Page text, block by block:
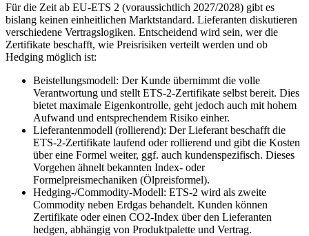
Für die Zeit ab EU-ETS 2 (voraussichtlich 2027/2028) gibt es
bislang keinen einheitlichen Marktstandard. Lieferanten diskutieren
verschiedene Vertragslogiken. Entscheidend wird sein, wer die
Zertifikate beschafft, wie Preisrisiken verteilt werden und ob
Hedging möglich ist:
Beistellungsmodell: Der Kunde übernimmt die volle
Verantwortung und stellt ETS-2-Zertifikate selbst bereit. Dies
bietet maximale Eigenkontrolle, geht jedoch auch mit hohem
Aufwand und entsprechendem Risiko einher.
Lieferantenmodell (rollierend): Der Lieferant beschafft die
ETS-2-Zertifikate laufend oder rollierend und gibt die Kosten
über eine Formel weiter, ggf. auch kundenspezifisch. Dieses
Vorgehen ähnelt bekannten Index- oder
Formelpreismechaniken (Ölpreisformel).
Hedging-/Commodity-Modell: ETS-2 wird als zweite
Commodity neben Erdgas behandelt. Kunden können
Zertifikate oder einen CO2-Index über den Lieferanten
hedgen, abhängig von Produktpalette und Vertrag.